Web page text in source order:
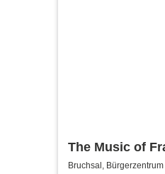
The Music of
The Blue Sky
Bruchsal,